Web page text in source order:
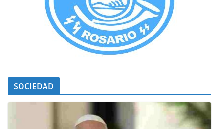
SOCIEDAD